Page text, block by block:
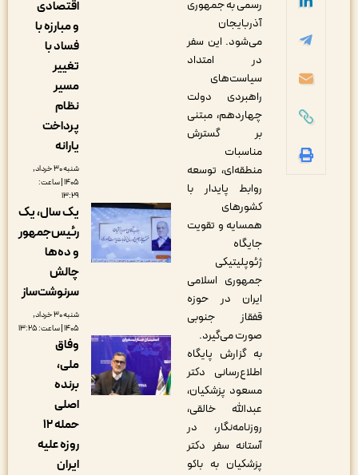
رسمی به جمهوری
آذربایجان
می‌شود. این سفر
در امتداد
سیاست‌های
راهبردی دولت
چهاردهم، مبتنی
بر گسترش
مناسبات
منطقه‌ای، توسعه
روابط پایدار با
کشورهای
همسایه و تقویت
ژئوپلیتیکی
جمهوری اسلامی
ایران در حوزه
قفقاز جنوبی
صورت می‌گیرد.
به گزارش پایگاه
اطلاع‌رسانی دکتر
مسعود پزشکیان،
عبدالله خالقی،
روزنامه‌نگار، در
آستانه سفر دکتر
پزشکیان به باکو
اقتصادی
و مبارزه با
پرداخت
شنبه ۳۰ خرداد,
۱۴۰۵ | ساعت:
یک سال، یک
رئیس‌جمهور
و ده‌ها
سرنوشت‌ساز
شنبه ۳۰ خرداد,
وفاق
ملی،
‌برنده
حمله ۱۲
روزه علیه